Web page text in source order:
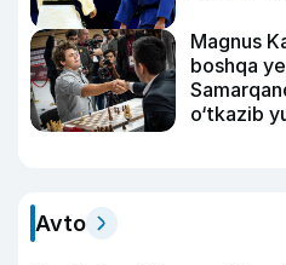
Magnus
boshqa
o‘tkazib
Avto